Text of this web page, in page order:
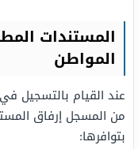
المستندات
المواطن
عند القيام بالتسجيل
من المسجل إرفاق
بتوافرها: